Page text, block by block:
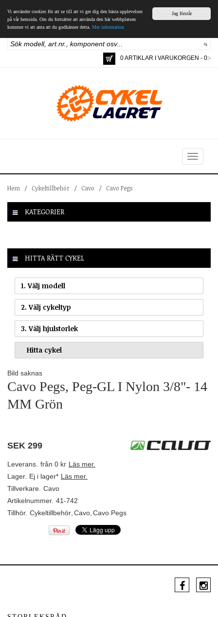
Jag förstår
Vi använder cookies för att se till att vi ger dig den bästa upplevelsen
på vår hemsida. Om du fortsätter att använda den här webbplatsen
kommer vi att anta att du godkänner detta. Mer information
0 ARTIKLAR I VARUKORGEN - 0:-
Toggle
navigation
Hem / Cykeltillbehör / Cavo / Cavo Pegs
KATEGORIER
HITTA RÄTT CYKEL
1. Välj modell
2. Välj cykeltyp
3. Välj hjulstorlek
Bild saknas
Cavo Pegs, Peg-GL I Nylon 3/8"- 14
MM Grön
SEK 299
Leverans. från 0 kr Läs mer.
Lager. Ej i lager* Läs mer.
Tillverkare. Cavo
Artikelnummer. 41-742
Tillhör. Cykeltillbehör Cavo Cavo Pegs